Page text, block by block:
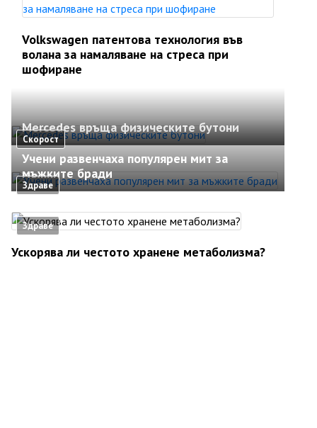
Volkswagen патентова технология във
волана за намаляване на стреса при
шофиране
Скорост
Mercedes връща физическите бутони
Здраве
Учени развенчаха популярен мит за
мъжките бради
Здраве
Ускорява ли честото хранене метаболизма?